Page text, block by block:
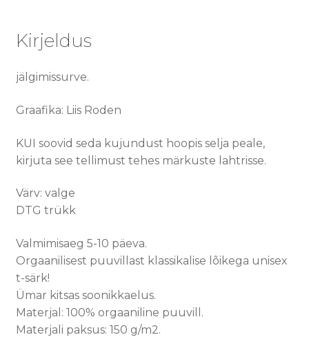
Kirjeldus
jälgimissurve.
Graafika: Liis Roden
KUI soovid seda kujundust hoopis selja peale,
kirjuta see tellimust tehes märkuste lahtrisse.
Värv: valge
DTG trükk
Valmimisaeg 5-10 päeva.
Orgaanilisest puuvillast klassikalise lõikega unisex
t-särk!
Ümar kitsas soonikkaelus.
Materjal: 100% orgaaniline puuvill.
Materjali paksus: 150 g/m2.